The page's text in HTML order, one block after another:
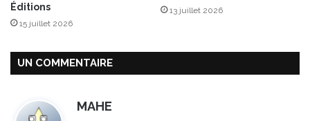
Éditions
15 juillet 2026
13 juillet 2026
UN COMMENTAIRE
MAHE